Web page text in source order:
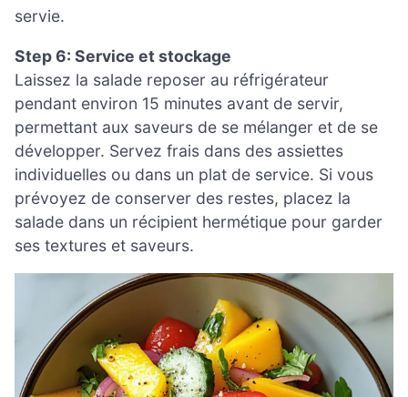
servie.
Step 6: Service et stockage
Laissez la salade reposer au réfrigérateur
pendant environ 15 minutes avant de servir,
permettant aux saveurs de se mélanger et de se
développer. Servez frais dans des assiettes
individuelles ou dans un plat de service. Si vous
prévoyez de conserver des restes, placez la
salade dans un récipient hermétique pour garder
ses textures et saveurs.